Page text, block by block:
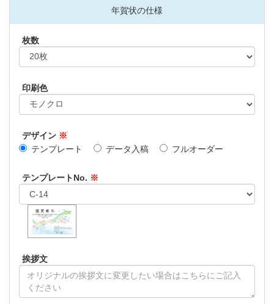
年賀状の仕様
枚数
印刷色
デザイン ※
テンプレート
データ入稿 フルオーダー
テンプレートNo. ※
挨拶文